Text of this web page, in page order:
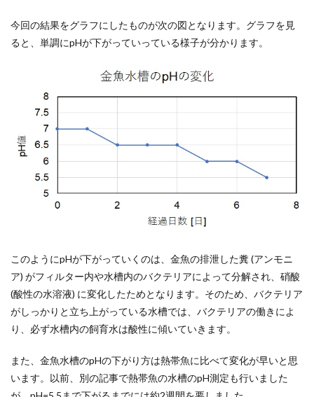
今回の結果をグラフにしたものが次の図となります。グラフを見
ると、単調にpHが下がっていっている様子が分かります。
このようにpHが下がっていくのは、金魚の排泄した糞 (アンモニ
ア) がフィルター内や水槽内のバクテリアによって分解され、硝酸
(酸性の水溶液) に変化したためとなります。そのため、バクテリア
がしっかりと立ち上がっている水槽では、バクテリアの働きによ
り、必ず水槽内の飼育水は酸性に傾いていきます。
また、金魚水槽のpHの下がり方は熱帯魚に比べて変化が早いと思
います。以前、別の記事で熱帯魚の水槽のpH測定も行いました